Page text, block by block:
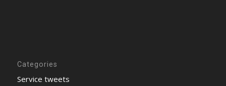
Categories
Service tweets